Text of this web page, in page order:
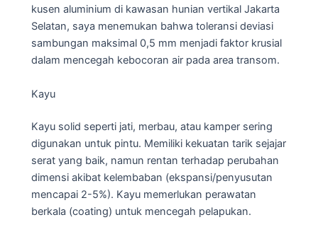
kusen aluminium di kawasan hunian vertikal Jakarta
Selatan, saya menemukan bahwa toleransi deviasi
sambungan maksimal 0,5 mm menjadi faktor krusial
dalam mencegah kebocoran air pada area transom.
Kayu
Kayu solid seperti jati, merbau, atau kamper sering
digunakan untuk pintu. Memiliki kekuatan tarik sejajar
serat yang baik, namun rentan terhadap perubahan
dimensi akibat kelembaban (ekspansi/penyusutan
mencapai 2-5%). Kayu memerlukan perawatan
berkala (coating) untuk mencegah pelapukan.